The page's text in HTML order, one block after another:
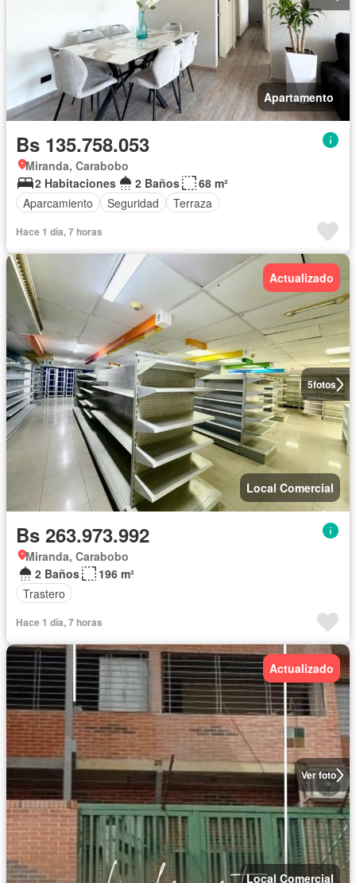
Apartamento
Bs 135.758.053
Miranda, Carabobo
2 Habitaciones
2 Baños
68 m²
Aparcamiento
Seguridad Terraza
Hace 1 día, 7 horas
5fotos
Actualizado
Local Comercial
Bs 263.973.992
Miranda, Carabobo
2 Baños
196 m²
Trastero
Hace 1 día, 7 horas
Ver foto
Actualizado
Local Comercial